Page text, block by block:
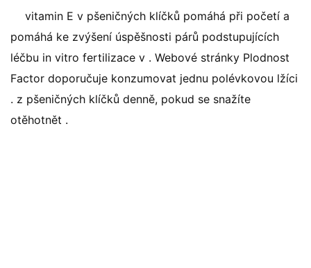
vitamin E v pšeničných klíčků pomáhá při početí a
pomáhá ke zvýšení úspěšnosti párů podstupujících
léčbu in vitro fertilizace v . Webové stránky Plodnost
Factor doporučuje konzumovat jednu polévkovou lžíci
. z pšeničných klíčků denně, pokud se snažíte
otěhotnět .